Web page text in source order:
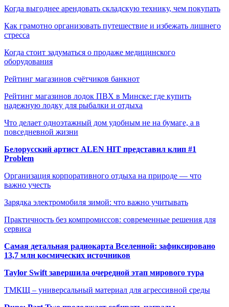
Когда выгоднее арендовать складскую технику, чем покупать
Как грамотно организовать путешествие и избежать лишнего
стресса
Когда стоит задуматься о продаже медицинского
оборудования
Рейтинг магазинов счётчиков банкнот
Рейтинг магазинов лодок ПВХ в Минске: где купить
надежную лодку для рыбалки и отдыха
Что делает одноэтажный дом удобным не на бумаге, а в
повседневной жизни
Белорусский артист ALEN HIT представил клип #1
Problem
Организация корпоративного отдыха на природе — что
важно учесть
Зарядка электромобиля зимой: что важно учитывать
Практичность без компромиссов: современные решения для
сервиса
Самая детальная радиокарта Вселенной: зафиксировано
13,7 млн космических источников
Taylor Swift завершила очередной этап мирового тура
ТМКЩ – универсальный материал для агрессивной среды